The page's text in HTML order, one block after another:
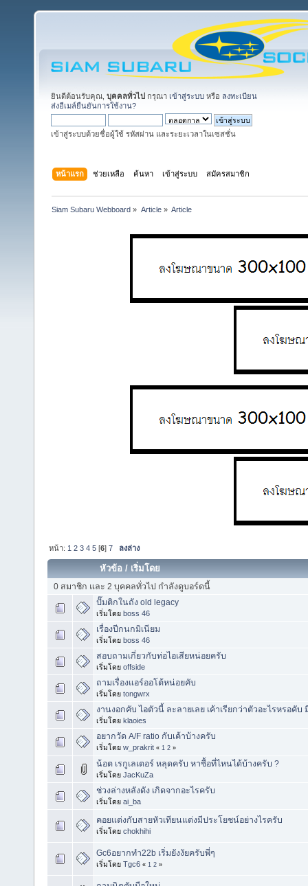
ยินดีต้อนรับคุณ, บุคคลทั่วไป กรุณา เข้าสู่ระบบ หรือ ลงทะเบียน
ส่งอีเมล์ยืนยันการใช้งาน?
เข้าสู่ระบบด้วยชื่อผู้ใช้ รหัสผ่าน และระยะเวลาในเซสชั่น
หน้าแรก ช่วยเหลือ ค้นหา เข้าสู่ระบบ สมัครสมาชิก
Siam Subaru Webboard » Article» Article
หน้า: 1 2 3 4 5 [6]7 ลงล่าง
หัวข้อ / เริ่มโดย
0 สมาชิก และ 2 บุคคลทั่วไป กำลังดูบอร์ดนี้
ปั๊มติกในถัง old legacy
เริ่มโดย boss 46
เรื่องปีกนกมิเนียม
เริ่มโดย boss 46
สอบถามเกี่ยวกับท่อไอเสียหน่อยครับ
เริ่มโดย offside
ถามเรื่องแอร์ออโต้หน่อยคับ
เริ่มโดย tongwrx
งานงอกคับ ไอตัวนี้ ละลายเลย เค้าเรียกว่าตัวอะไรหรอคั
เริ่มโดย klaoies
อยากวัด A/F ratio กับเค้าบ้างครับ
เริ่มโดย w_prakrit « 1 2 »
น้อต เรกูเลเตอร์ หลุดครับ หาซื้อที่ไหนได้บ้างครับ ?
เริ่มโดย JacKuZa
ช่วงล่างหลังดัง เกิดจากอะไรครับ
เริ่มโดย ai_ba
คอยแต่งกับสายหัวเทียนแต่งมีประโยชน์อย่างไรครับ
เริ่มโดย chokhihi
Gc6อยากทำ22b เริ่มยังงัยครับพี่ๆ
เริ่มโดย Tgc6 « 1 2 »